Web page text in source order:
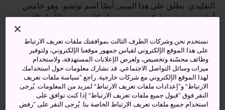
التقليدي. يطلق على هذا المبنى أيضًا اسم توتشو، وهو خامس
أعلى مبنى في طوكيو، ويضم سطح كل برج من الأبراج التي
يضمها المبنى منصة للمشاهدة تطالع منها منظرًا ساحرًا للمدينة
من تحتك.
أنشطة ومعالم رائعة
نستخدم نحن وشركات الطرف الثالث بموافقتك ملفات تعريف الارتباط
على هذا الموقع الإلكتروني لقياس جمهور موقعنا الإلكتروني، ولتوفير
وظائف محسّنة وتخصيص، ولعرض الإعلانات المستهدفة، ولاستخدام
ميزات وسائل التواصل الاجتماعي. قد نشارك معلومات حول استخدامك
لهذا الموقع الإلكتروني مع شركات خارجية. راجع ”سياسة ملفات تعريف
الارتباط“ و”إعدادات ملفات تعريف الارتباط“ لمزيد من المعلومات. يُرجى
النقر فوق ”قبول جميع ملفات تعريف الارتباط“ إذا كنت توافق على
استخدام جميع ملفات تعريف الارتباط الخاصة بنا. يُرجى النقر على ”رفض